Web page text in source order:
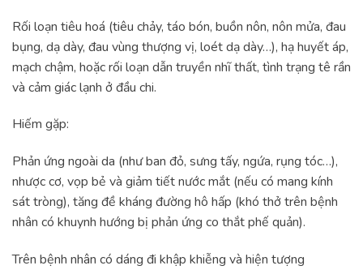
Rối loạn tiêu hoá (tiêu chảy, táo bón, buồn nôn, nôn mửa, đau
bụng, dạ dày, đau vùng thượng vị, loét dạ dày…), hạ huyết áp,
mạch chậm, hoặc rối loạn dẫn truyền nhĩ thất, tình trạng tê rần
và cảm giác lạnh ở đầu chi.
Hiếm gặp:
Phản ứng ngoài da (như ban đỏ, sưng tấy, ngứa, rụng tóc…),
nhược cơ, vọp bẻ và giảm tiết nước mắt (nếu có mang kính
sát tròng), tăng đề kháng đường hô hấp (khó thở trên bệnh
nhân có khuynh hướng bị phản ứng co thắt phế quản).
Trên bệnh nhân có dáng đi khập khiễng và hiện tượng